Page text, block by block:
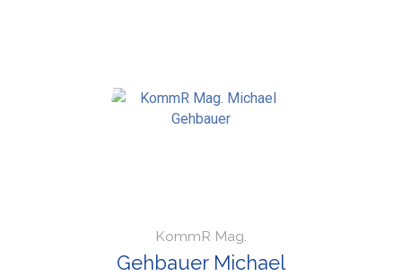
KommR Mag.
Gehbauer Michael